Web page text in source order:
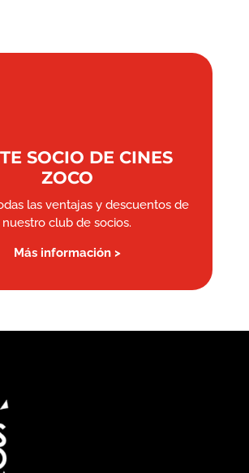
SOCIO DE CINES
ZOCO
las ventajas y descuentos de
nuestro club de socios.
Más información >